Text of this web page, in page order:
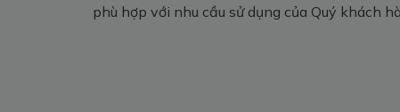
phù hợp với nhu cầu sử dụng của Quý khách